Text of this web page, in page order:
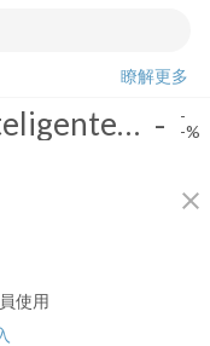
瞭解更多
Gol Linhas AÃ©reas Inteligentes S.A. - -
-%
close
使用